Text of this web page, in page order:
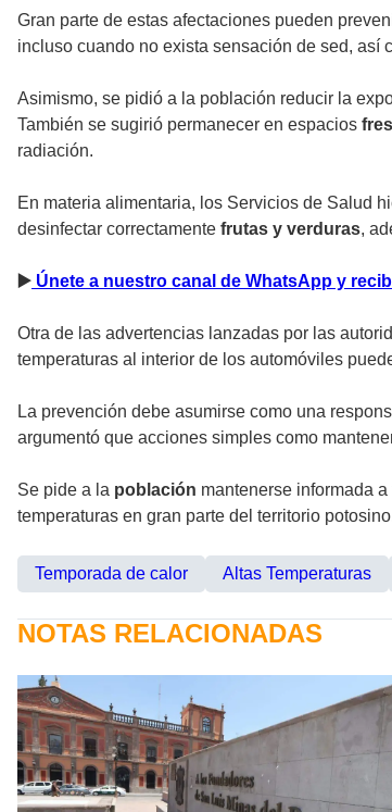
Gran parte de estas afectaciones pueden
incluso cuando no exista sensación de sed, así
Asimismo, se pidió a la población reducir la
También se sugirió permanecer en espacios
radiación.
En materia alimentaria, los Servicios de Salud
desinfectar correctamente frutas y verduras,
▶ Únete a nuestro canal de WhatsApp y
Otra de las advertencias lanzadas por las
temperaturas al interior de los automóviles
La prevención debe asumirse como una
argumentó que acciones simples como
Se pide a la población mantenerse informada
temperaturas en gran parte del territorio
Temporada de calor Altas Temperaturas
NOTAS RELACIONADAS